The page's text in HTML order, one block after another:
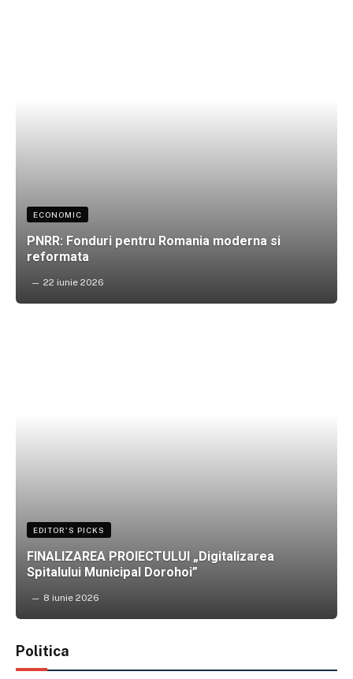
ECONOMIC
PNRR: Fonduri pentru Romania moderna si
reformata
22 iunie 2026
EDITOR'S PICKS
FINALIZAREA PROIECTULUI „Digitalizarea
Spitalului Municipal Dorohoi”
8 iunie 2026
Politica